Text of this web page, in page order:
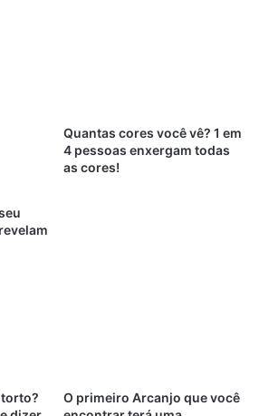
Quantas cores você vê? 1 em
4 pessoas enxergam todas
as cores!
O primeiro Arcanjo que você